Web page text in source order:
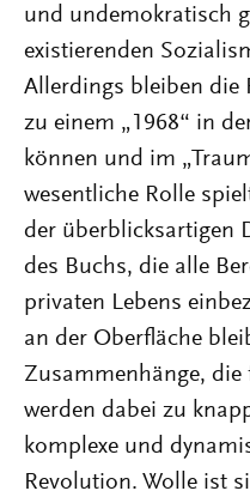
und undemokratisch
existierenden
Allerdings bleiben die
zu einem „1968“ in
können und im
wesentliche Rolle
der überblicksartigen
des Buchs, die alle
privaten Lebens
an der Oberfläche
Zusammenhänge,
werden dabei zu
komplexe und
Revolution. Wolle ist